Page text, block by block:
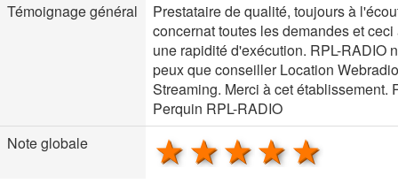
Témoignage général
Prestataire de qualité, toujours à
concernat toutes les demandes et ceci
une rapidité d'exécution. RPL-RADIO
peux que conseiller Location Webradio
Streaming. Merci à cet établissement.
Perquin RPL-RADIO
Note globale
4 stars
3 stars
2 stars
1 star